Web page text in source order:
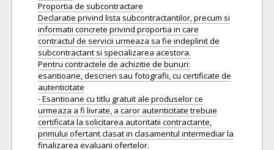
Proportia de subcontractare
Declaratie privind lista subcontractantilor, precum si
informatii concrete privind proportia in care
contractul de servicii urmeaza sa fie indeplinit de
subcontractant si specializarea acestora.
Pentru contractele de achizitie de bunuri:
esantioane, descrieri sau fotografii, cu certificate de
autenticitate
- Esantioane cu titlu gratuit ale produselor ce
urmeaza a fi livrate, a caror autenticitate trebuie
certificata la solicitarea autoritatii contractante,
primului ofertant clasat in clasamentul intermediar la
finalizarea evaluarii ofertelor.